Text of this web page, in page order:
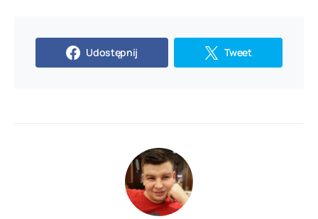
Udostępnij Tweet